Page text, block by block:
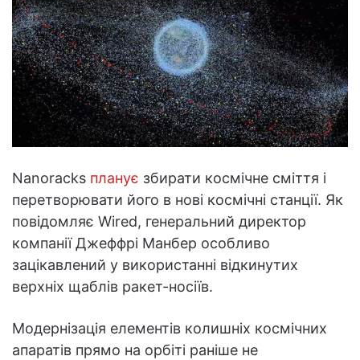
Nanoracks планує збирати космічне сміття і
перетворювати його в нові космічні станції. Як
повідомляє Wired, генеральний директор
компанії Джеффрі Манбер особливо
зацікавлений у використанні відкинутих
верхніх щаблів ракет-носіїв.
Модернізація елементів колишніх космічних
апаратів прямо на орбіті раніше не